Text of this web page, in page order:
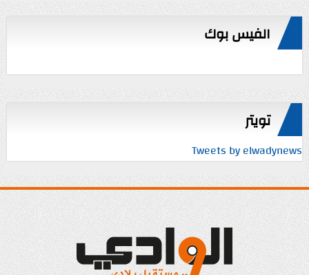
الفيس بوك
تويتر
Tweets by elwadynews